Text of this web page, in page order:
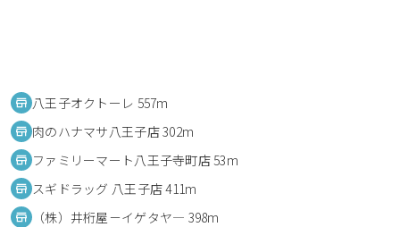
八王子オクトーレ 557m
肉のハナマサ八王子店 302m
ファミリーマート八王子寺町店 53m
スギドラッグ 八王子店 411m
（株）井桁屋－イゲタヤ― 398m